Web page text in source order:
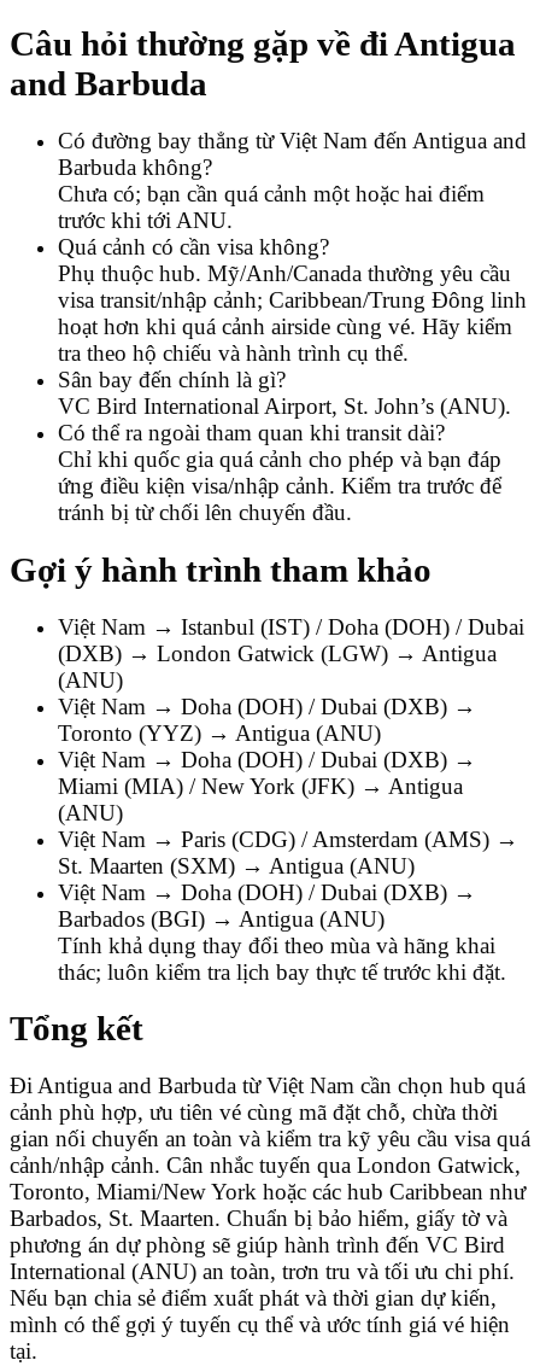
Câu hỏi thường gặp về đi Antigua
and Barbuda
Có đường bay thẳng từ Việt Nam đến Antigua and
Barbuda không?
Chưa có; bạn cần quá cảnh một hoặc hai điểm
trước khi tới ANU.
Quá cảnh có cần visa không?
Phụ thuộc hub. Mỹ/Anh/Canada thường yêu cầu
visa transit/nhập cảnh; Caribbean/Trung Đông linh
hoạt hơn khi quá cảnh airside cùng vé. Hãy kiểm
tra theo hộ chiếu và hành trình cụ thể.
Sân bay đến chính là gì?
VC Bird International Airport, St. John’s (ANU).
Có thể ra ngoài tham quan khi transit dài?
Chỉ khi quốc gia quá cảnh cho phép và bạn đáp
ứng điều kiện visa/nhập cảnh. Kiểm tra trước để
tránh bị từ chối lên chuyến đầu.
Gợi ý hành trình tham khảo
Việt Nam → Istanbul (IST) / Doha (DOH) / Dubai
(DXB) → London Gatwick (LGW) → Antigua
(ANU)
Việt Nam → Doha (DOH) / Dubai (DXB) →
Toronto (YYZ) → Antigua (ANU)
Việt Nam → Doha (DOH) / Dubai (DXB) →
Miami (MIA) / New York (JFK) → Antigua
(ANU)
Việt Nam → Paris (CDG) / Amsterdam (AMS) →
St. Maarten (SXM) → Antigua (ANU)
Việt Nam → Doha (DOH) / Dubai (DXB) →
Barbados (BGI) → Antigua (ANU)
Tính khả dụng thay đổi theo mùa và hãng khai
thác; luôn kiểm tra lịch bay thực tế trước khi đặt.
Tổng kết
Đi Antigua and Barbuda từ Việt Nam cần chọn hub quá
cảnh phù hợp, ưu tiên vé cùng mã đặt chỗ, chừa thời
gian nối chuyến an toàn và kiểm tra kỹ yêu cầu visa quá
cảnh/nhập cảnh. Cân nhắc tuyến qua London Gatwick,
Toronto, Miami/New York hoặc các hub Caribbean như
Barbados, St. Maarten. Chuẩn bị bảo hiểm, giấy tờ và
phương án dự phòng sẽ giúp hành trình đến VC Bird
International (ANU) an toàn, trơn tru và tối ưu chi phí.
Nếu bạn chia sẻ điểm xuất phát và thời gian dự kiến,
mình có thể gợi ý tuyến cụ thể và ước tính giá vé hiện
tại.